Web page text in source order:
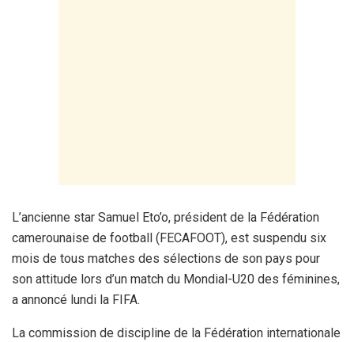
L’ancienne star Samuel Eto’o, président de la Fédération
camerounaise de football (FECAFOOT), est suspendu six
mois de tous matches des sélections de son pays pour
son attitude lors d’un match du Mondial-U20 des féminines,
a annoncé lundi la FIFA.
La commission de discipline de la Fédération internationale